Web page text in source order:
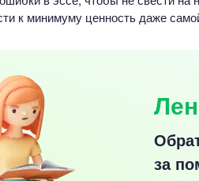
к минимуму ценность даже
за